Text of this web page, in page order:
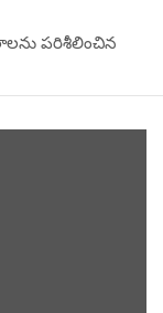
పరిశీలించిన